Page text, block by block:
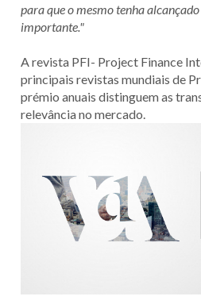
para que o mesmo tenha
importante."
A revista PFI- Project Finance
principais revistas mundiais de
prémio anuais distinguem as
relevância no mercado.